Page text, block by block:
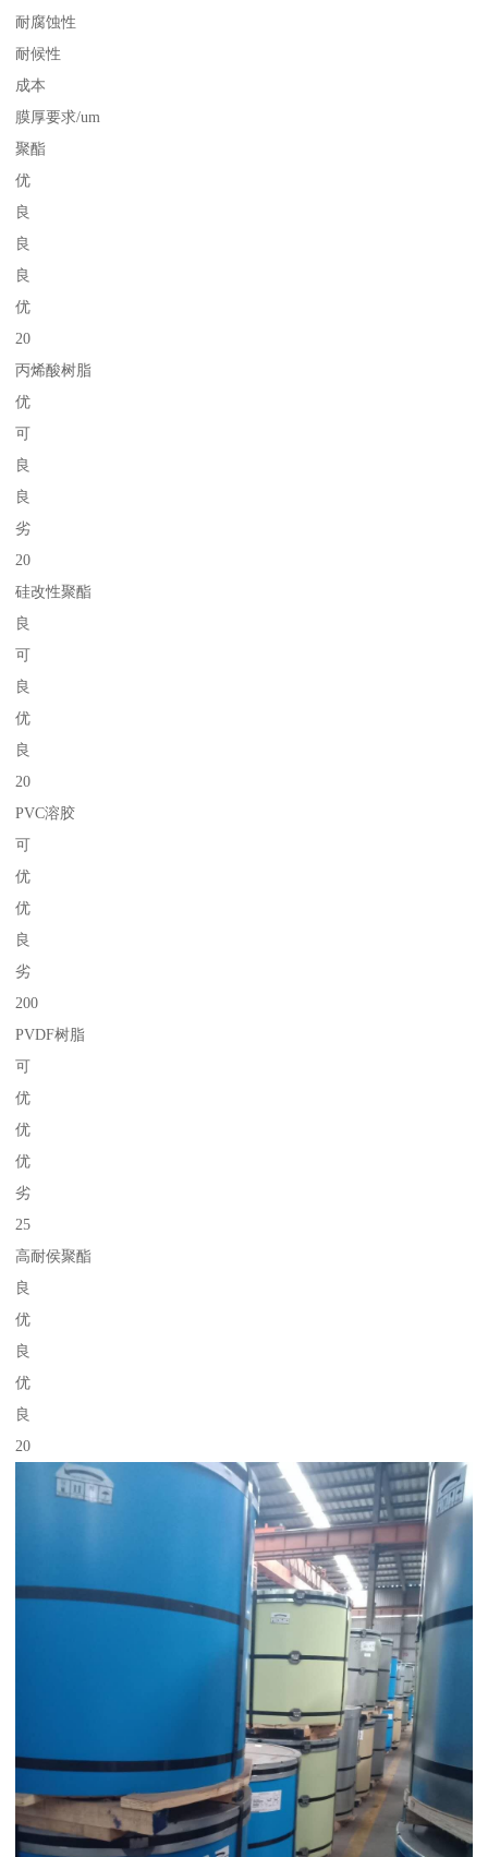
耐腐蚀性
耐候性
成本
膜厚要求/um
聚酯
优
良
良
良
优
20
丙烯酸树脂
优
可
良
良
劣
20
硅改性聚酯
良
可
良
优
良
20
PVC溶胶
可
优
优
良
劣
200
PVDF树脂
可
优
优
优
劣
25
高耐侯聚酯
良
优
良
优
良
20